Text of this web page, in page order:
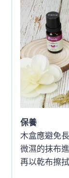
保養
木盒應避免
微濕的抹布
再以乾布擦